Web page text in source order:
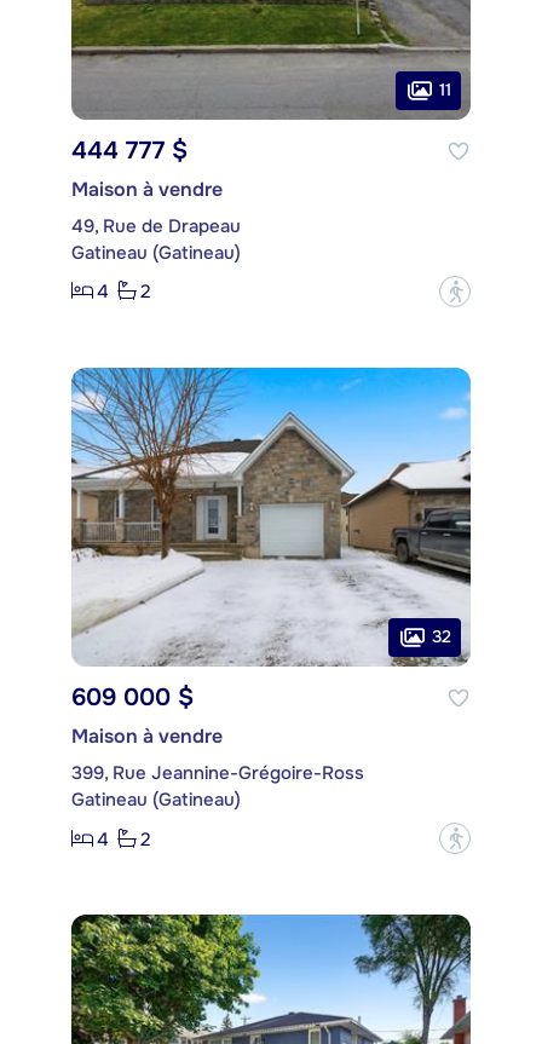
11
444 777 $
Maison à vendre
49, Rue de Drapeau
Gatineau (Gatineau)
4
2 ?
32
609 000 $
Maison à vendre
399, Rue Jeannine-Grégoire-Ross
Gatineau (Gatineau)
4
2 ?